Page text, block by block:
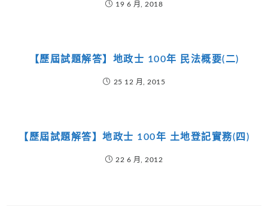
19 6 月, 2018
【歷屆試題解答】地政士 100年 民法概要(二)
25 12 月, 2015
【歷屆試題解答】地政士 100年 土地登記實務(四)
22 6 月, 2012